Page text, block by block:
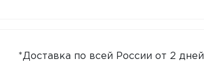
*Доставка по всей России от 2 дней